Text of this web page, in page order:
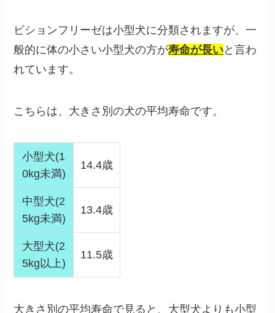
ビションフリーゼは小型犬に分類されますが、一
般的に体の小さい小型犬の方が寿命が長いと言わ
れています。
こちらは、大きさ別の犬の平均寿命です。
小型犬(1
0kg未満)
14.4歳
中型犬(2
5kg未満)
13.4歳
大型犬(2
5kg以上)
11.5歳
大きさ別の平均寿命で見ると、大型犬よりも小型